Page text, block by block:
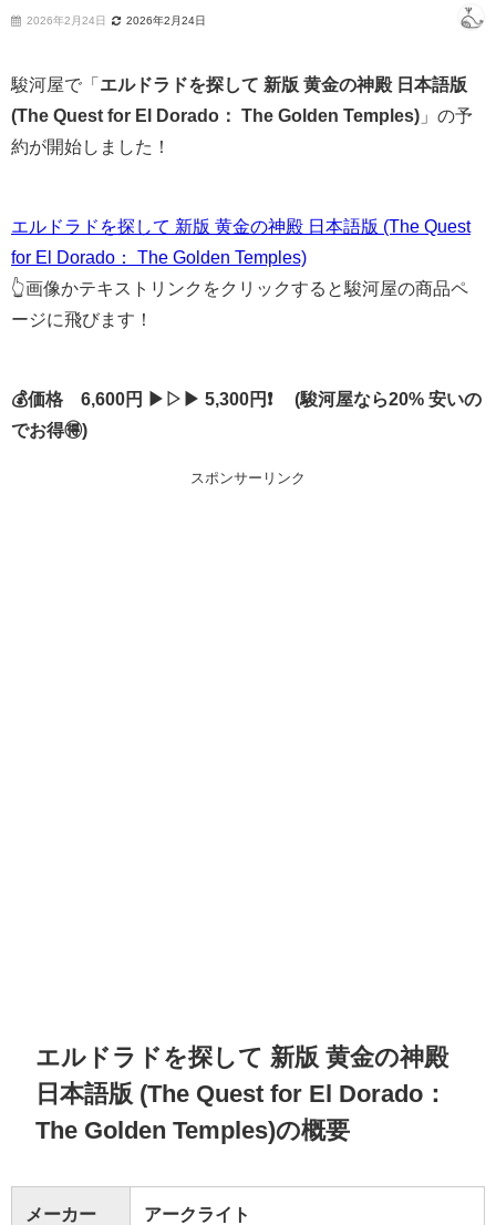
2026年2月24日 2026年2月24日
駿河屋で「 エルドラドを探して 新版 黄金の神殿 日本語版
(The Quest for El Dorado： The Golden Temples) 」の予
約が開始しました！
エルドラドを探して 新版 黄金の神殿 日本語版 (The Quest
for El Dorado： The Golden Temples)
👆画像かテキストリンクをクリックすると駿河屋の商品ペ
ージに飛びます！
💰価格 6,600円 ▶▷▶ 5,300円❗ (駿河屋なら20% 安いの
でお得🉐)
スポンサーリンク
エルドラドを探して 新版 黄金の神殿
日本語版 (The Quest for El Dorado：
The Golden Temples)の概要
メーカー アークライト